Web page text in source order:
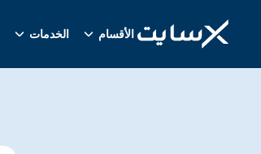
الأقسام الخدمات